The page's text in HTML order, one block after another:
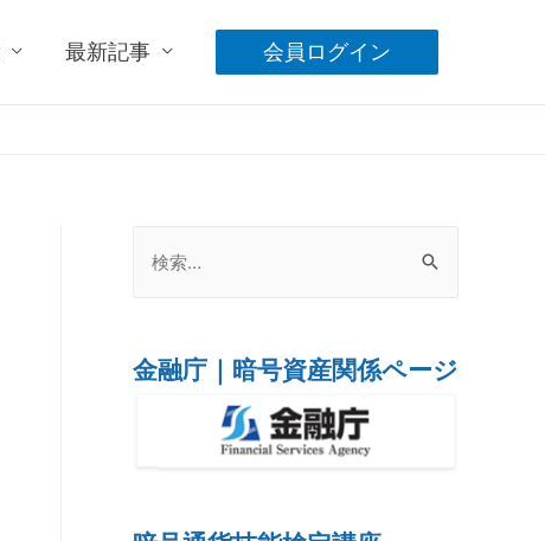
最新記事 会員ログイン
金融庁｜暗号資産関係ページ